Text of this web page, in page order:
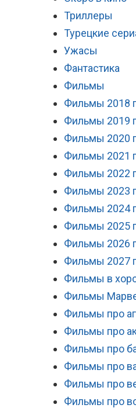
Триллеры
Турецкие
Ужасы
Фантастика
Фильмы
Фильмы 2018
Фильмы 2019
Фильмы 2020
Фильмы 2021
Фильмы 2022
Фильмы 2023
Фильмы 2024
Фильмы 2025
Фильмы 2026
Фильмы 2027
Фильмы в
Фильмы
Фильмы про
Фильмы про
Фильмы про
Фильмы про
Фильмы про
Фильмы про